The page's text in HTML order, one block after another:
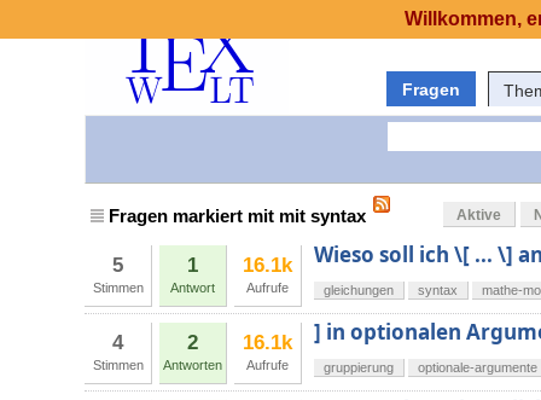
Fragen
Fragen markiert mit mit syntax Aktive
5
Stimmen
1
Antwort
16.1k
Aufrufe
Wieso soll ich \[ ... \]
gleichungen syntax mathe-
4
Stimmen
2
Antworten
16.1k
Aufrufe
] in optionalen
gruppierung optionale-argumente
Willkommen,